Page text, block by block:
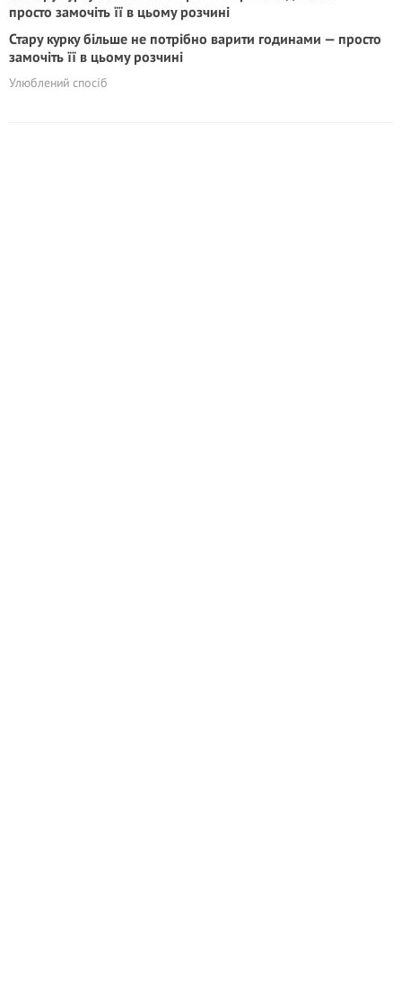
Стару курку більше не потрібно варити годинами — просто
замочіть її в цьому розчині
Улюблений спосіб